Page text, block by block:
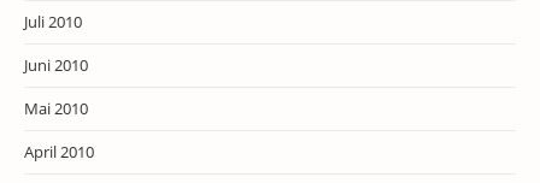
Juli 2010
Juni 2010
Mai 2010
April 2010